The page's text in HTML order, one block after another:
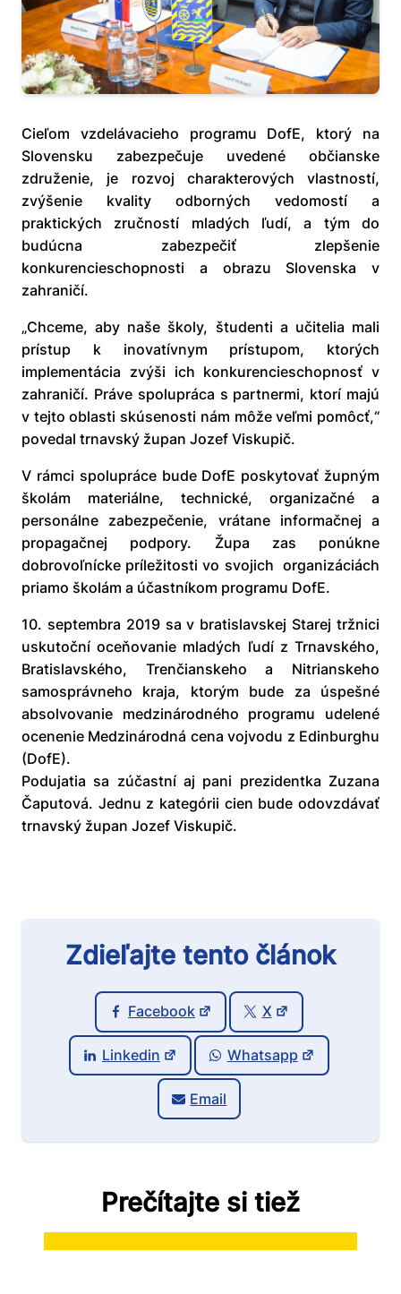
Cieľom vzdelávacieho programu DofE, ktorý na
Slovensku zabezpečuje uvedené občianske
združenie, je rozvoj charakterových vlastností,
zvýšenie kvality odborných vedomostí a
praktických zručností mladých ľudí, a tým do
budúcna zabezpečiť zlepšenie
konkurencieschopnosti a obrazu Slovenska v
zahraničí.
„Chceme, aby naše školy, študenti a učitelia mali
prístup k inovatívnym prístupom, ktorých
implementácia zvýši ich konkurencieschopnosť v
zahraničí. Práve spolupráca s partnermi, ktorí majú
v tejto oblasti skúsenosti nám môže veľmi pomôcť,“
povedal trnavský župan Jozef Viskupič.
V rámci spolupráce bude DofE poskytovať župným
školám materiálne, technické, organizačné a
personálne zabezpečenie, vrátane informačnej a
propagačnej podpory. Župa zas ponúkne
dobrovoľnícke príležitosti vo svojich organizáciách
priamo školám a účastníkom programu DofE.
10. septembra 2019 sa v bratislavskej Starej tržnici
uskutoční oceňovanie mladých ľudí z Trnavského,
Bratislavského, Trenčianskeho a Nitrianskeho
samosprávneho kraja, ktorým bude za úspešné
absolvovanie medzinárodného programu udelené
ocenenie Medzinárodná cena vojvodu z Edinburghu
(DofE).
Podujatia sa zúčastní aj pani prezidentka Zuzana
Čaputová. Jednu z kategórii cien bude odovzdávať
trnavský župan Jozef Viskupič.
Zdieľajte tento článok
Facebook X
Linkedin Whatsapp
Email
Prečítajte si tiež